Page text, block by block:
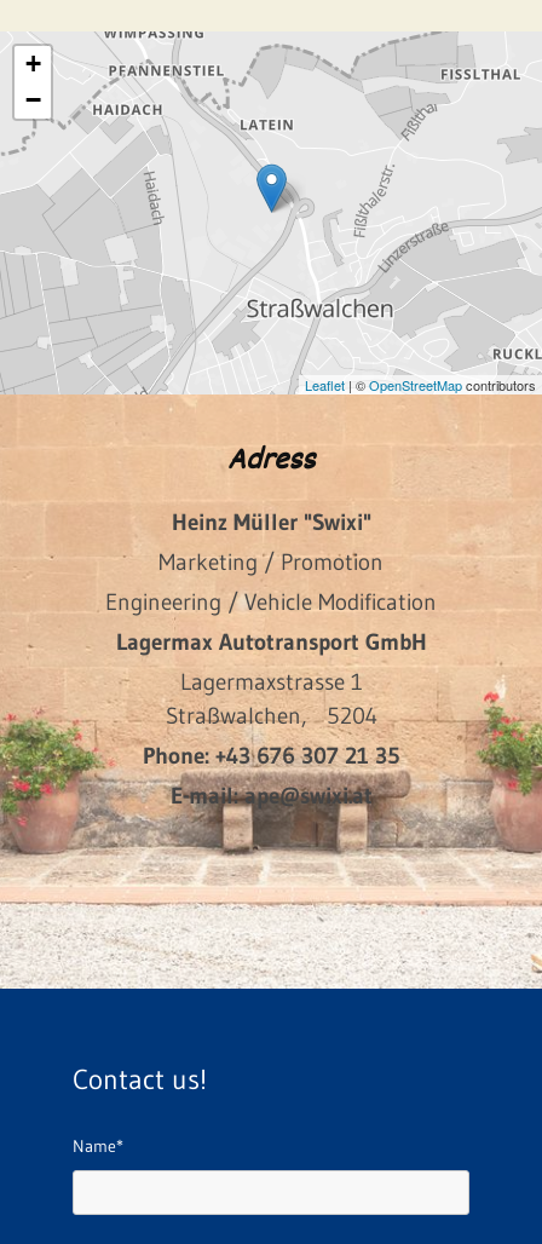
+
−
Leaflet | ©OpenStreetMapcontributors
Adress
Heinz Müller "Swixi"
Marketing / Promotion
Engineering / Vehicle Modification
Lagermax Autotransport GmbH
Lagermaxstrasse 1
Straßwalchen,5204
Phone:+43 676 307 21 35
E-mail:ape@swixi.at
Contact us!
Name*